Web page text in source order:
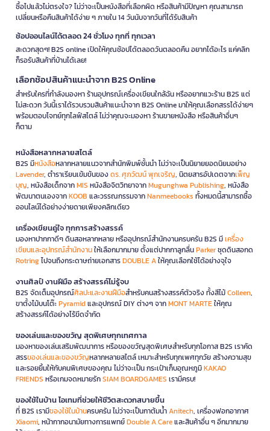
ซื้อไปแล้วไม่ตรงใจ? ไม่ว่าจะเป็นหนังสือที่เลือกผิด หรือสินค้ามีปัญหา คุณสามารถ
เปลี่ยนหรือคืนสินค้าได้ง่าย ๆ ภายใน 14 วันนับจากวันที่ได้รับสินค้า
ช้อปออนไลน์ได้ตลอด 24 ชั่วโมง ทุกที่ ทุกเวลา
สะดวกสุดๆ! B2S online เปิดให้คุณช้อปได้ตลอดวันตลอดคืน อยากได้อะไร แค่คลิก
ก็รอรับสินค้าที่บ้านได้เลย!
เลือกช้อปสินค้าแนะนำจาก B2S Online
สำหรับใครที่กำลังมองหา ร้านอุปกรณ์เครื่องเขียนใกล้ฉัน หรืออยากแวะร้าน B2S แต่
ไม่สะดวก วันนี้เราได้รวบรวมสินค้าแนะนำจาก B2S Online มาให้คุณเลือกสรรได้ง่ายๆ
พร้อมตอบโจทย์ทุกไลฟ์สไตล์ ไม่ว่าคุณจะมองหา ร้านขายหนังสือ หรือสินค้าอื่นๆ
ก็ตาม
หนังสือหลากหลายสไตล์
B2S มีหนังสือหลากหลายแนวจากสำนักพิมพ์ชั้นนำ ไม่ว่าจะเป็นนิยายยอดนิยมอย่าง
Lavender, ตำราเรียนเข้มข้นของดร. ศุภวัฒน์ พุกเจริญ, นิตยสารอัปเดตจากเพ็ญ
บุญ, หนังสือเด็กจากMIS หนังสือจิตวิทยาจากMugunghwa Publishing, หนังสือ
พัฒนาตนเองจากKOOB และวรรณกรรมจากNanmeebooks ทั้งหมดนี้สามารถซื้อ
ออนไลน์ได้อย่างง่ายดายเพียงคลิกเดียว
เครื่องเขียนคู่ใจ ทุกการสร้างสรรค์
มองหาปากกาดีๆ ดินสอหลากหลาย หรืออุปกรณ์สำนักงานครบครัน B2S มีเครื่อง
เขียนและอุปกรณ์สำนักงานให้เลือกมากมาย ตั้งแต่ปากกาลูกลื่นParkerชุดดินสอกด
Rotringไปจนถึงกระดาษถ่ายเอกสารDOUBLE Aให้คุณเลือกใช้ได้อย่างจุใจ
งานศิลป์ งานฝีมือ สร้างสรรค์ไม่รู้จบ
B2S จัดเต็มอุปกรณ์ศิลปะและงานฝีมือสำหรับคนสร้างสรรค์ตัวจริง ทั้งสีไม้Colleen,
ขาตั้งไม้บนโต๊ะPyramidและอุปกรณ์ DIY ต่างๆ จากMONT MARTEให้คุณ
สร้างสรรค์ได้อย่างไร้ขีดจำกัด
ของเล่นและของขวัญ สุดพิเศษทุกเทศกาล
มองหาของเล่นเสริมพัฒนาการ หรือของขวัญสุดพิเศษสำหรับทุกโอกาส B2S เราคัด
สรรของเล่นและของขวัญหลากหลายสไตล์ เหมาะสำหรับทุกเพศทุกวัย สร้างความสุข
และรอยยิ้มให้กับคนพิเศษของคุณ ไม่ว่าจะเป็น กระเป๋าเก็บอุณหภูมิKAKAO
FRIENDS หรือเกมจดหมายรักSIAM BOARDGAMES เรามีครบ!
ของใช้ในบ้าน ไอเทมที่ช่วยให้ชีวิตสะดวกสบายขึ้น
ที่ B2S เรามีของใช้ในบ้านครบครัน ไม่ว่าจะเป็นกาต้มน้ำAnitech, เครื่องฟอกอากาศ
Xiaomi, หน้ากากอนามัยทางการแพทย์Double A Careและสินค้าอื่น ๆ อีกมากมาย